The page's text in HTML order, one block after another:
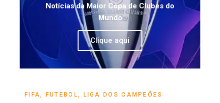
Notícias da Maior Copa de Clubes do
Mundo
Clique aqui
FIFA FUTEBOL LIGA DOS CAMPEÕES